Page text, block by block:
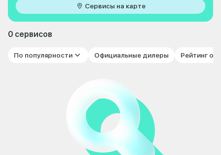
Сервисы на карте
0 сервисов
По популярности Официальные дилеры Рейтинг